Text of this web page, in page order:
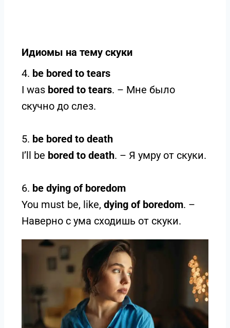
Идиомы на тему скуки
4. be bored to tears
I was bored to tears. – Мне было
скучно до слез.
5. be bored to death
I’ll be bored to death. – Я умру от скуки.
6. be dying of boredom
You must be, like, dying of boredom. –
Наверно с ума сходишь от скуки.